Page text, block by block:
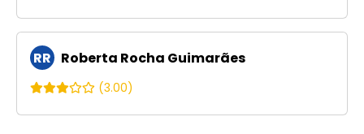
RR Roberta Rocha Guimarães
(3.00)